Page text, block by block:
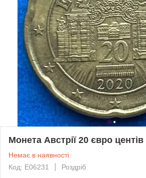
Монета Австрії 20 євро
Немає в наявності
Код: Е06231
Роздріб